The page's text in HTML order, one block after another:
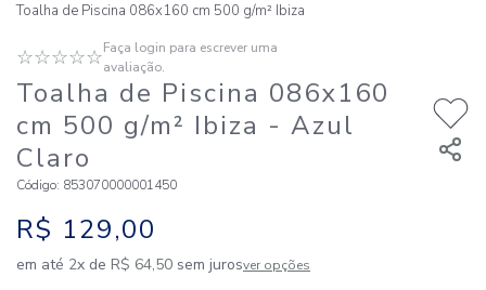
Toalha de Piscina 086x160 cm 500 g/m² Ibiza
☆☆☆☆☆Faça login para escrever uma
avaliação.
Toalha de Piscina 086x160
cm 500 g/m² Ibiza - Azul
Claro
Código: 853070000001450
R$ 129,00
em até 2x de R$ 64,50 sem jurosver opções